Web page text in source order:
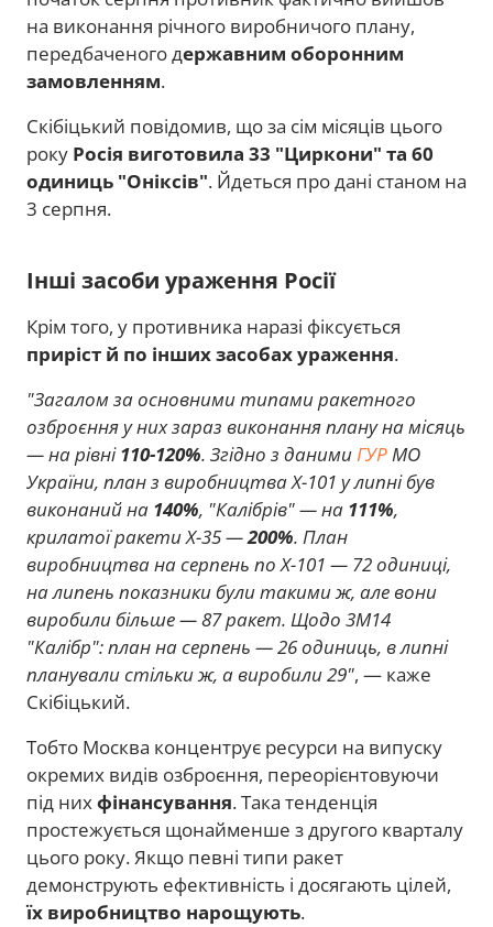
на виконання річного виробничого плану,
передбаченого державним оборонним
замовленням.
Скібіцький повідомив, що за сім місяців цього
року Росія виготовила 33 "Циркони" та 60
одиниць "Оніксів". Йдеться про дані станом на
3 серпня.
Інші засоби ураження Росії
Крім того, у противника наразі фіксується
приріст й по інших засобах ураження.
"Загалом за основними типами ракетного
озброєння у них зараз виконання плану на місяць
— на рівні110-120%. Згідно з данимиГУРМО
України, план з виробництва Х-101 у липні був
виконаний на 140%, "Калібрів" — на 111%,
крилатої ракети Х-35 —200%. План
виробництва на серпень по Х-101 — 72 одиниці,
на липень показники були такими ж, але вони
виробили більше — 87 ракет. Щодо 3М14
"Калібр": план на серпень — 26 одиниць, в липні
планували стільки ж, а виробили 29", — каже
Скібіцький.
Тобто Москва концентрує ресурси на випуску
окремих видів озброєння, переорієнтовуючи
під нихфінансування. Така тенденція
простежується щонайменше з другого кварталу
цього року. Якщо певні типи ракет
демонструють ефективність і досягають цілей,
їх виробництво нарощують.